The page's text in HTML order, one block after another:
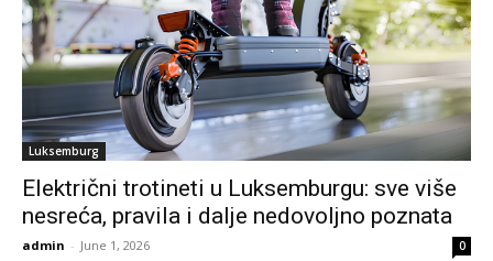
Luksemburg
Električni trotineti u Luksemburgu: sve više
nesreća, pravila i dalje nedovoljno poznata
admin - June 1, 2026 0